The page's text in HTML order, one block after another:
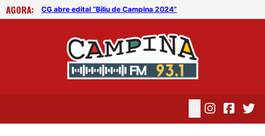
AGORA: CG abre edital “Biliu de Campina 2024”